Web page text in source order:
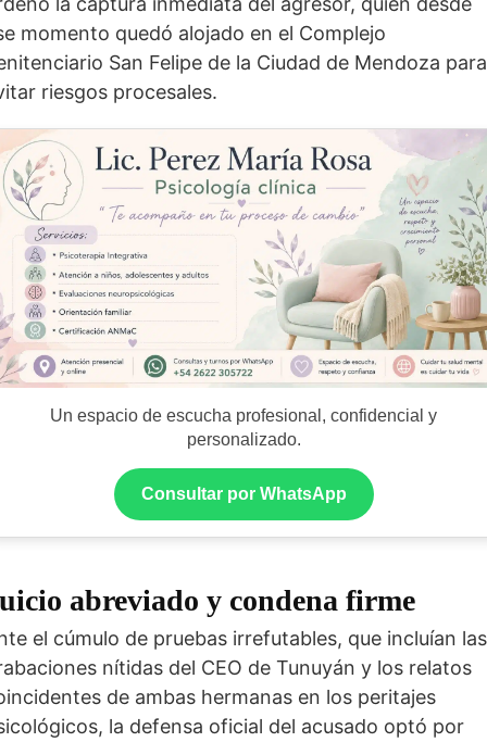
momento quedó alojado en el Complejo
San Felipe de la Ciudad de Mendoza para
riesgos procesales.
Un espacio de escucha profesional, confidencial y
personalizado.
Consultar por WhatsApp
abreviado y condena firme
el cúmulo de pruebas irrefutables, que incluían las
nítidas del CEO de Tunuyán y los relatos
de ambas hermanas en los peritajes
la defensa oficial del acusado optó por